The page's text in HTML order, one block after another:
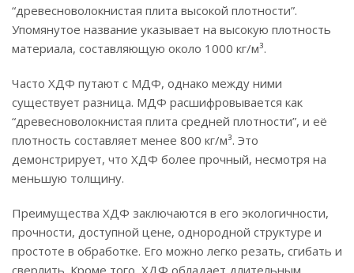
“древесноволокнистая плита высокой плотности”.
Упомянутое название указывает на высокую плотность
материала, составляющую около 1000 кг/м³.
Часто ХДФ путают с МДФ, однако между ними
существует разница. МДФ расшифровывается как
“древесноволокнистая плита средней плотности”, и её
плотность составляет менее 800 кг/м³. Это
демонстрирует, что ХДФ более прочный, несмотря на
меньшую толщину.
Преимущества ХДФ заключаются в его экологичности,
прочности, доступной цене, однородной структуре и
простоте в обработке. Его можно легко резать, сгибать и
сверлить. Кроме того, ХДФ обладает длительным